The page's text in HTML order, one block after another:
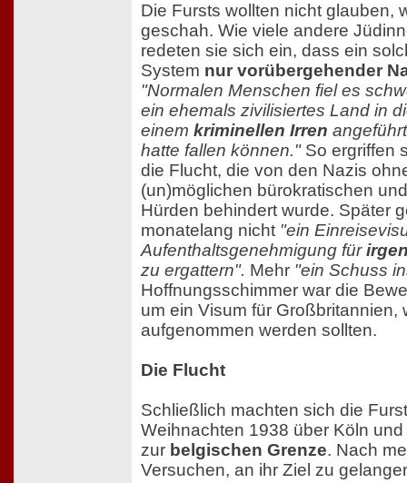
Die Fursts wollten nicht glauben,
geschah. Wie viele andere
redeten sie sich ein, dass ein
System nur vorübergehender
"Normalen Menschen fiel es
ein ehemals zivilisiertes Land in
einem kriminellen Irren
hatte fallen können."So ergriffen
die Flucht, die von den Nazis
(un)möglichen bürokratischen
Hürden behindert wurde. Später
monatelang nicht "ein
Aufenthaltsgenehmigung für
zu ergattern". Mehr "ein Schuss
Hoffnungsschimmer war die
um ein Visum für Großbritannien,
aufgenommen werden sollten.
Die Flucht
Schließlich machten sich die
Weihnachten 1938 über Köln
zur belgischen Grenze. Nach
Versuchen, an ihr Ziel zu